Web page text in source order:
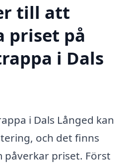
till att
priset på
i Dals
i Dals Långed kan
och det finns
priset. Först